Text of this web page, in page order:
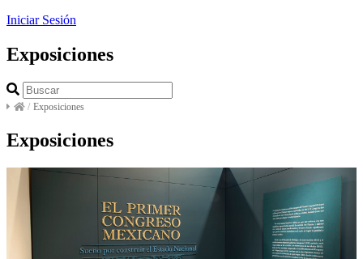
Iniciar Sesión
Exposiciones
/ Exposiciones
Exposiciones